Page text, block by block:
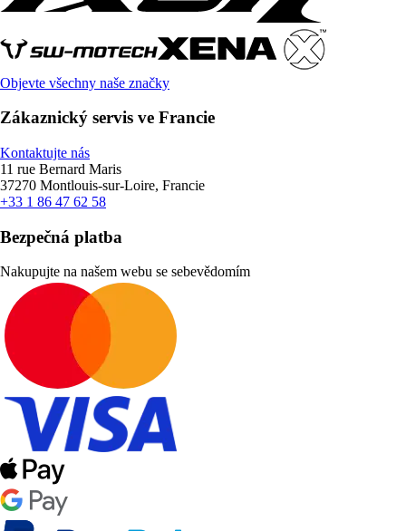
Objevte všechny naše značky
Zákaznický servis ve Francie
Kontaktujte nás
11 rue Bernard Maris
37270 Montlouis-sur-Loire, Francie
+33 1 86 47 62 58
Bezpečná platba
Nakupujte na našem webu se sebevědomím